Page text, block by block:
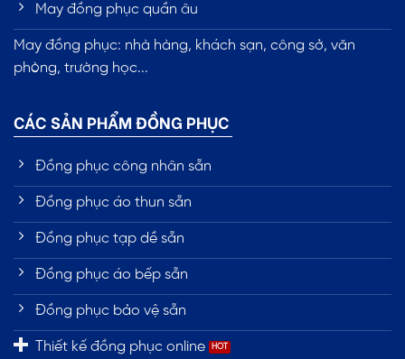
May đồng phục quần âu
May đồng phục: nhà hàng, khách sạn, công sở, văn
phòng, trường học...
CÁC SẢN PHẨM ĐỒNG PHỤC
Đồng phục công nhân sẵn
Đồng phục áo thun sẵn
Đồng phục tạp dề sẵn
Đồng phục áo bếp sẵn
Đồng phục bảo vệ sẵn
Thiết kế đồng phục online